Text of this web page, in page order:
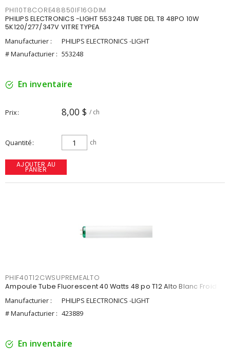
PHI10T8CORE48850IF16GDIM
PHILIPS ELECTRONICS -LIGHT 553248 TUBE DEL T8 48PO 10W
5K120/277/347V VITRE TYPEA
Manufacturier :
PHILIPS ELECTRONICS -LIGHT
# Manufacturier : 553248
En inventaire
Prix 8,00 $ / ch
Quantité ch
AJOUTER AU
PANIER
PHIF40T12CWSUPREMEALTO
Ampoule Tube Fluorescent 40 Watts 48 po T12 Alto Blanc Froid
Manufacturier :
PHILIPS ELECTRONICS -LIGHT
# Manufacturier : 423889
En inventaire